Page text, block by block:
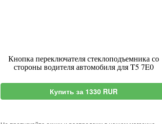
Кнопка переключателя стеклоподъемника со
стороны водителя автомобиля для T5 7E0
Купить за 1330 RUR